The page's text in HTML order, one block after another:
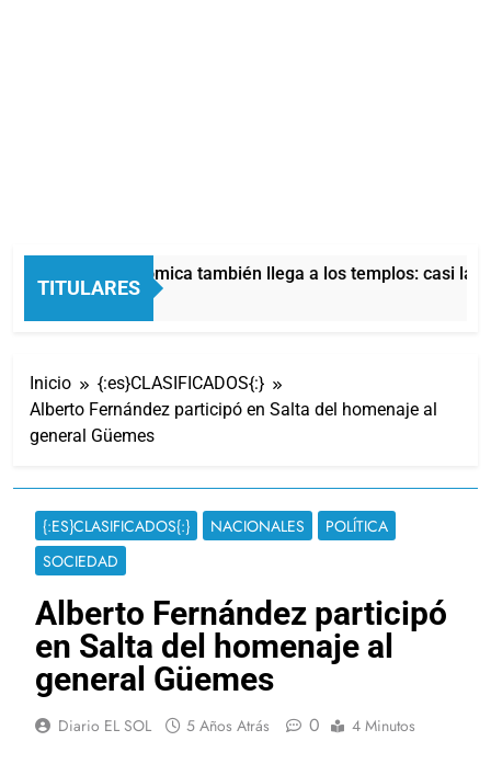
TITULARES
La crisis económica también llega a los templos: casi la
10 Horas Atrás
Inicio
{:es}CLASIFICADOS{:}
Alberto Fernández participó en Salta del homenaje al
general Güemes
{:ES}CLASIFICADOS{:} NACIONALES
POLÍTICA
SOCIEDAD
Alberto Fernández participó
en Salta del homenaje al
general Güemes
Diario EL SOL 5 Años Atrás 0 4 Minutos